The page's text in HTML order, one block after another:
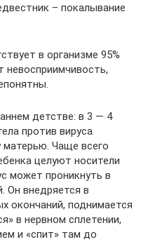
– покалывание
в организме 95%
детстве: в 3 — 4
против вируса
матерью. Чаще всего
целуют носители
может проникнуть в
Он внедряется в
окончаний, поднимается
в нервном сплетении,
и «спит» там до